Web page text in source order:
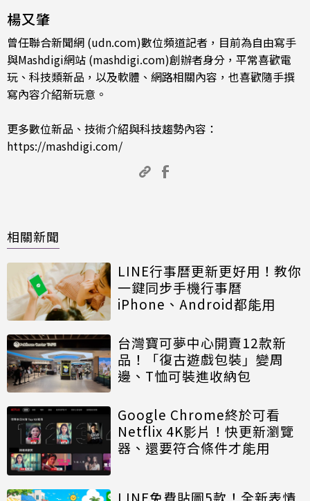
楊又肇
曾任聯合新聞網 (udn.com)數位頻道記者，目前為自由寫手
與Mashdigi網站 (mashdigi.com)創辦者身分，平常喜歡電
玩、科技類新品，以及軟體、網路相關內容，也喜歡隨手撰
寫內容介紹新玩意。
更多數位新品、技術介紹與科技趨勢內容：
https://mashdigi.com/
相關新聞
LINE行事曆更新更好用！教你
一鍵同步手機行事曆
iPhone、Android都能用
台灣寶可夢中心開賣12款新
品！「復古遊戲包裝」變周
邊、T恤可裝進收納包
Google Chrome終於可看
Netflix 4K影片！快更新瀏覽
器、還要符合條件才能用